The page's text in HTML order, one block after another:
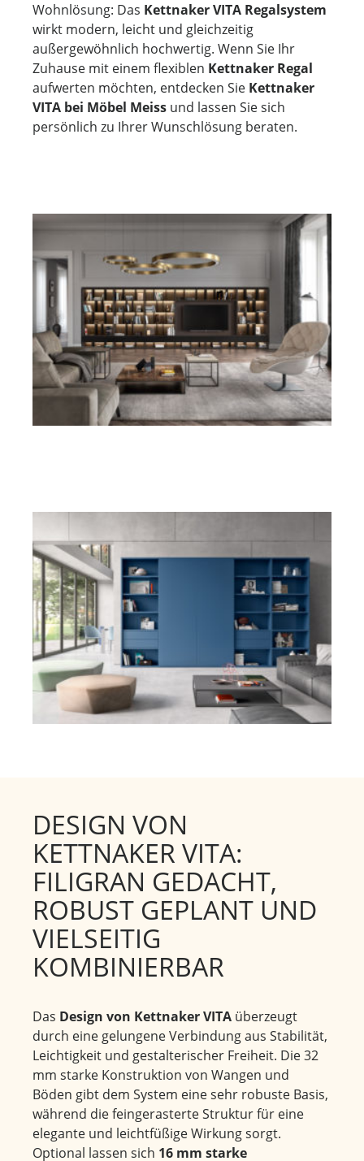
Wohnlösung: Das Kettnaker VITA Regalsystem
wirkt modern, leicht und gleichzeitig
außergewöhnlich hochwertig. Wenn Sie Ihr
Zuhause mit einem flexiblen Kettnaker Regal
aufwerten möchten, entdecken Sie Kettnaker
VITA bei Möbel Meiss und lassen Sie sich
persönlich zu Ihrer Wunschlösung beraten.
DESIGN VON
KETTNAKER VITA:
FILIGRAN GEDACHT,
ROBUST GEPLANT UND
VIELSEITIG
KOMBINIERBAR
Das Design von Kettnaker VITA überzeugt
durch eine gelungene Verbindung aus Stabilität,
Leichtigkeit und gestalterischer Freiheit. Die 32
mm starke Konstruktion von Wangen und
Böden gibt dem System eine sehr robuste Basis,
während die feingerasterte Struktur für eine
elegante und leichtfüßige Wirkung sorgt.
Optional lassen sich 16 mm starke